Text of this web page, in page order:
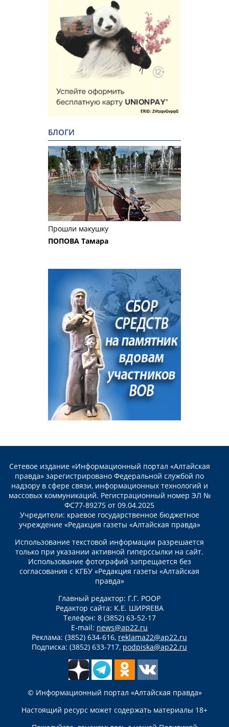
БЛОГИ
Прошли макушку
ПОПОВА Тамара
Сетевое издание «Информационный портал «Алтайская
правда» зарегистрировано Федеральной службой по
надзору в сфере связи, информационных технологий и
массовых коммуникаций. Регистрационный номер ЭЛ №
ФС77-89275 от 09.04.2025
Учредители: краевое государственное бюджетное
учреждение «Редакция газеты «Алтайская правда»
Использование текстовой информации разрешается
только при указании активной гиперссылки на сайт.
Использование фотографий запрещается без
согласования с КГБУ «Редакция газеты «Алтайская
правда»
Главный редактор: Г.Г. РООР
Редактор сайта: К.Е. ШИРЯЕВА
Телефон: 8 (3852) 63-52-17
E-mail: news@ap22.ru
Реклама: (3852) 634-616, reklama22@ap22.ru
Подписка: (3852) 633-717, podpiska@ap22.ru
© Информационный портал «Алтайская правда»
Настоящий ресурс может содержать материалы 18+